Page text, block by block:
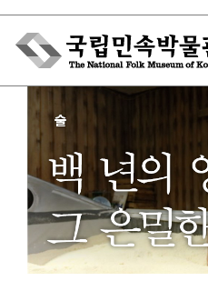
Skip
content
박물관에서는
민속이야기
민속 인사이드